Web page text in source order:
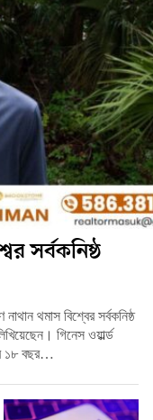
সর্বকনিষ্ঠ
থমাস বিশ্বের সর্বকনিষ্ঠ
গিনেস ওয়ার্ল্ড
১৮ বছর…